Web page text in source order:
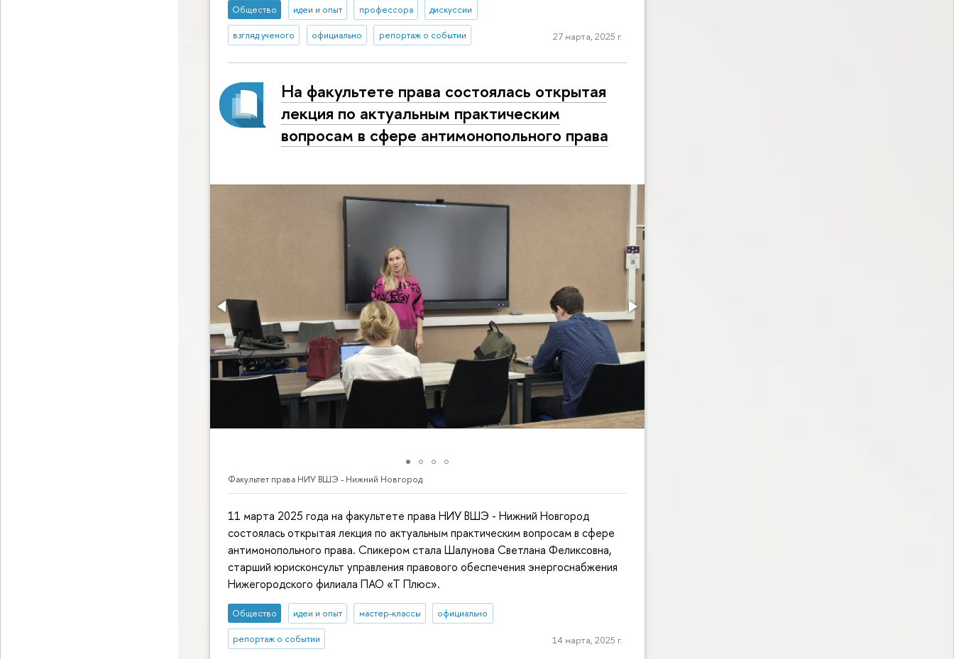
Общество идеи и опыт профессора дискуссии
взгляд ученого официально репортаж о событии 27 марта, 2025 г.
На факультете права состоялась открытая
лекция по актуальным практическим
вопросам в сфере антимонопольного права
Факультет права НИУ ВШЭ - Нижний Новгород
11 марта 2025 года на факультете права НИУ ВШЭ - Нижний Новгород
состоялась открытая лекция по актуальным практическим вопросам в сфере
антимонопольного права. Спикером стала Шалунова Светлана Феликсовна,
старший юрисконсульт управления правового обеспечения энергоснабжения
Нижегородского филиала ПАО «Т Плюс».
Общество идеи и опыт мастер-классы официально
репортаж о событии 14 марта, 2025 г.